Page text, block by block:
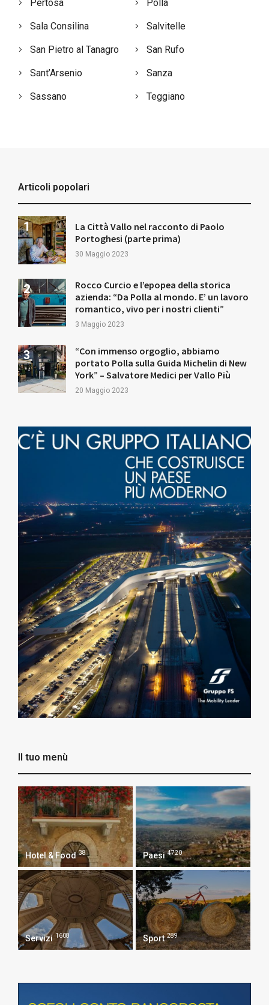
Pertosa Polla
Sala Consilina Salvitelle
San Pietro al Tanagro San Rufo
Sant’Arsenio Sanza
Sassano Teggiano
Articoli popolari
La Città Vallo nel racconto di Paolo
Portoghesi (parte prima)
30 Maggio 2023
Rocco Curcio e l’epopea della storica
azienda: “Da Polla al mondo. E’ un lavoro
romantico, vivo per i nostri clienti”
3 Maggio 2023
“Con immenso orgoglio, abbiamo
portato Polla sulla Guida Michelin di New
York” – Salvatore Medici per Vallo Più
20 Maggio 2023
Il tuo menù
Hotel & Food 38 Paesi 4720
Servizi 1608 Sport 289